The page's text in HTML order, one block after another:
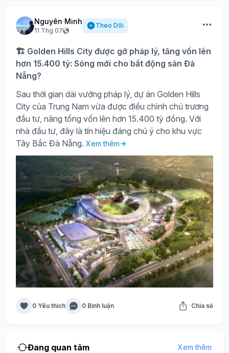
Nguyên Minh
11 Thg 07
Theo Dõi
🏗️ Golden Hills City được gỡ pháp lý, tăng vốn lên
hơn 15.400 tỷ: Sóng mới cho bất động sản Đà
Nẵng?
Sau thời gian dài vướng pháp lý, dự án Golden Hills
City của Trung Nam vừa được điều chỉnh chủ trương
đầu tư, nâng tổng vốn lên hơn 15.400 tỷ đồng. Với
nhà đầu tư, đây là tín hiệu đáng chú ý cho khu vực
Tây Bắc Đà Nẵng. Xem thêm
0 Yêu thích 0 Bình luận Chia sẻ
Đang quan tâm Xem thêm